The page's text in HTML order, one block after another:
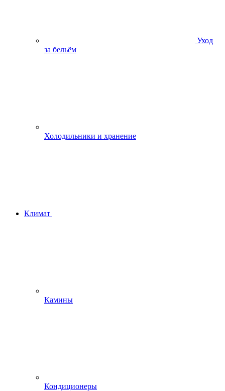
Уход
за бельём
Холодильники и хранение
Климат
Камины
Кондиционеры